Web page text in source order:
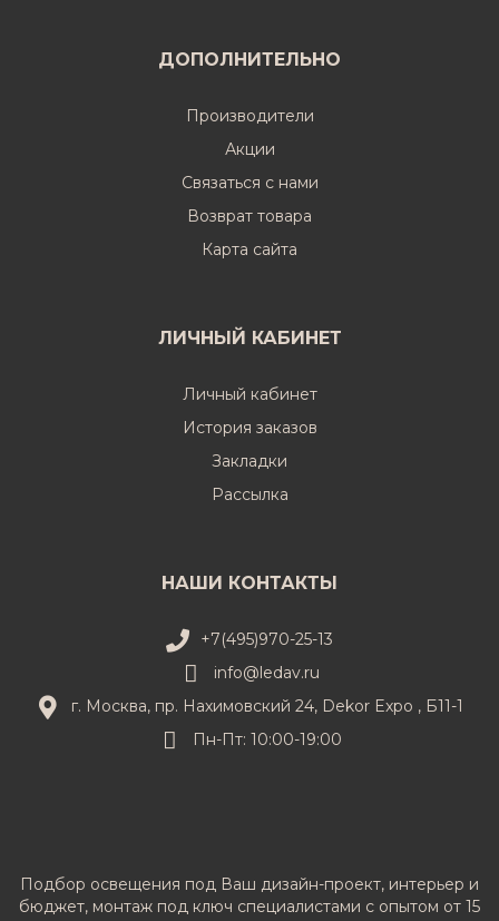
ДОПОЛНИТЕЛЬНО
Производители
Акции
Связаться с нами
Возврат товара
Карта сайта
ЛИЧНЫЙ КАБИНЕТ
Личный кабинет
История заказов
Закладки
Рассылка
НАШИ КОНТАКТЫ
+7(495)970-25-13
info@ledav.ru
г. Москва, пр. Нахимовский 24, Dekor Expo , Б11-1
Пн-Пт: 10:00-19:00
Подбор освещения под Ваш дизайн-проект, интерьер и
бюджет, монтаж под ключ специалистами с опытом от 15